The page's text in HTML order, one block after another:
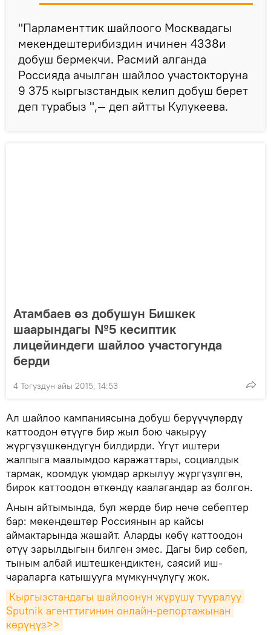
"Парламенттик шайлоого Москвадагы
мекендештерибиздин ичинен 4338и
добуш бермекчи. Расмий алганда
Россияда ачылган шайлоо участокторуна
9 375 кыргызстандык келип добуш берет
деп турабыз ",— деп айтты Кулукеева.
Атамбаев өз добушун Бишкек
шаарындагы №5 кесиптик
лицейиндеги шайлоо участогунда
берди
4 Тогуздун айы 2015, 14:53
Ал шайлоо кампаниясына добуш берүүчүлөрдү
каттоодон өтүүгө бир жыл бою чакыруу
жүргүзүшкөндүгүн билдирди. Үгүт иштери
жалпыга маалымдоо каражаттары, социалдык
тармак, коомдук уюмдар аркылуу жүргүзүлгөн,
бирок каттоодон өткөндү каалагандар аз болгон.
Анын айтымында, бул жерде бир нече себептер
бар: мекендештер Россиянын ар кайсы
аймактарында жашайт. Аларды көбү каттоодон
өтүү зарылдыгын билген эмес. Дагы бир себеп,
тыным албай иштешкендиктен, саясий иш-
чараларга катышууга мүмкүнчүлүгү жок.
Кыргызстандагы шайлоонун жүрүшү тууралуу
Sputnik агенттигинин онлайн-репортажынан
көрүңүз>>